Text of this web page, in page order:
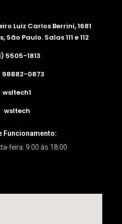
Luiz Carlos Berrini, 1681
Paulo. Salas 111 e 112
5505-1813
98882-0873
wsltech1
wsltech
Funcionamento:
feira: 9:00 às 18:00